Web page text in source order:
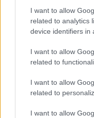
I want to allow
related to analytics
device identifiers in
I want to allow
related to
I want to allow
related to
I want to allow
Re: Takto sa
stačil jeden prvok
My napríklad labky
používame tyčový ETA
Re: Takto sa rieši
stačil jeden prvok
Ale vždy, keď…
vyjsť draho. Ako